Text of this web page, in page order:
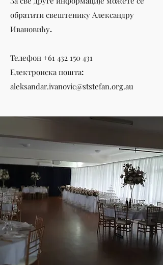
обратити свештенику Александру
Ивановићу.
Телефон +61 432 150 431
Електронска пошта:
aleksandar.ivanovic@ststefan.org.au